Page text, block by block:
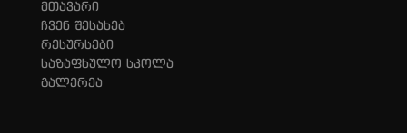
მთავარი
ჩვენ შესახებ
რესურსები
საზაფხულო სკოლა
გალერეა